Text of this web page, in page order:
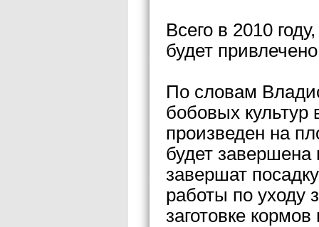
Всего в 2010
будет
По словам
бобовых культур
произведен на
будет завершена
завершат
работы по уходу
заготовке